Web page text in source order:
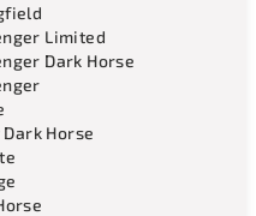
Limited
Dark Horse
Horse